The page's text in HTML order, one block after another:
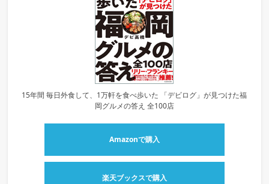
15年間 毎日外食して、1万軒を食べ歩いた 「デビログ」が見つけた福
岡グルメの答え 全100店
Amazonで購入
楽天ブックスで購入